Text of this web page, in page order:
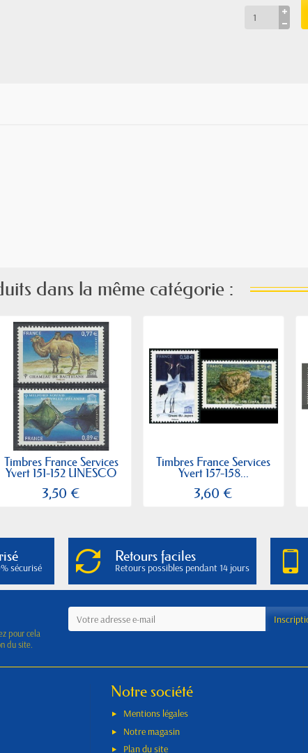
dans la même catégorie :
Timbres France Services
Yvert 151-152 UNESCO
3,50 €
Timbres France Services
Yvert 157-158...
3,60 €
sécurisé
Retours faciles
Retours possibles pendant 14 jours
pour cela
du site.
Notre société
Mentions légales
Notre magasin
Plan du site